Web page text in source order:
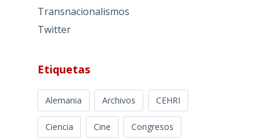
Transnacionalismos
Twitter
Etiquetas
Alemania Archivos CEHRI
Ciencia Cine Congresos